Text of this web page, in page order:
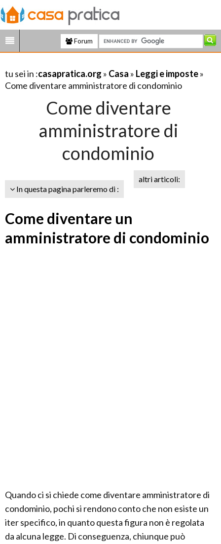
Forum
tu sei in :casapratica.org » Casa » Leggi e imposte»
Come diventare amministratore di condominio
Come diventare
amministratore di
condominio
In questa pagina parleremo di :
altri articoli:
Come diventare un
amministratore di condominio
Quando ci si chiede come diventare amministratore di
condominio, pochi si rendono conto che non esiste un
iter specifico, in quanto questa figura non è regolata
da alcuna legge. Di conseguenza, chiunque può